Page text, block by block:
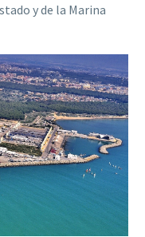
y de la Marina